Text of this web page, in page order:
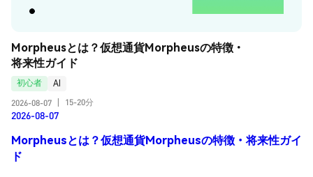
Morpheusとは？仮想通貨Morpheusの特徴・
将来性ガイド
初心者
AI
2026-08-07
15-20分
2026-08-07
Morpheusとは？仮想通貨Morpheusの特徴・将来性ガイ
ド